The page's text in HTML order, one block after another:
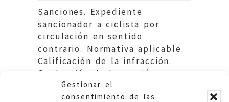
Gestionar el
consentimiento de las
Sanciones. Expediente
sancionador a ciclista por
circulación en sentido
contrario. Normativa aplicable.
Calificación de la infracción.
Graduación de la sanción.
Ayuntamiento de Zaragoza.